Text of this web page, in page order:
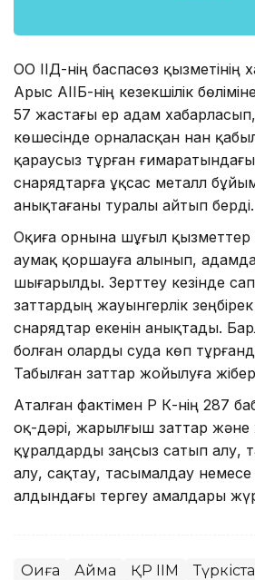
ОҚО ІІД-нің баспасөз
Арыс АІІБ-нің кезекшілік
57 жастағы ер адам
көшесінде орналасқан нан
қараусыз тұрған
снарядтарға ұқсас металл
анықтағаны туралы айтып берді.
Оқиға орнына шұғыл қызметтер
аумақ қоршауға алынып,
шығарылды. Зерттеу кезінде
заттардың жауынгерлік
снарядтар екенін анықтады.
болған оларды суда көп
Табылған заттар жойылуға
Аталған фактімен ҚР ҚК-нің 287
оқ-дәрі, жарылғыш заттар
құралдарды заңсыз сатып алу,
алу, сақтау, тасымалдау немесе
алдындағы тергеу амалдары
Оқиға Аймақ ҚР ІІМ